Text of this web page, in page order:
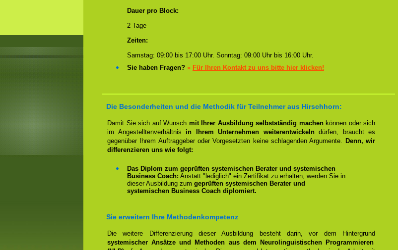
Dauer pro Block:
2 Tage
Zeiten:
Samstag: 09:00 bis 17:00 Uhr. Sonntag: 09:00 Uhr bis 16:00 Uhr.
Sie haben Fragen? » Für Ihren Kontakt zu uns bitte hier klicken!
Die Besonderheiten und die Methodik für Teilnehmer aus Hirschhorn:
Damit Sie sich auf Wunsch mit Ihrer Ausbildung selbstständig machenkönnen oder sich
im Angestelltenverhältnis in Ihrem Unternehmen weiterentwickelndürfen, braucht es
gegenüber Ihrem Auftraggeber oder Vorgesetzten keine schlagenden Argumente. Denn, wir
differenzieren uns wie folgt:
Das Diplom zum geprüften systemischen Berater und systemischen
Business Coach: Anstatt "lediglich" ein Zertifikat zu erhalten, werden Sie in
dieser Ausbildung zum geprüften systemischen Berater und
systemischen Business Coach diplomiert.
Sie erweitern Ihre Methodenkompetenz
Die weitere Differenzierung dieser Ausbildung besteht darin, vor dem Hintergrund
systemischer Ansätze und Methoden aus dem Neurolinguistischen Programmieren